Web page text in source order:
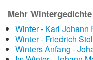
Mehr Wintergedichte
Winter - Karl Johann
Winter - Friedrich
Winters Anfang -